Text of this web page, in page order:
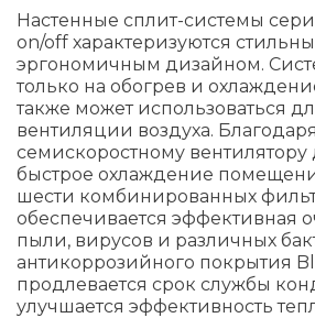
Настенные сплит-системы
on/off характеризуются
эргономичным дизайном.
только на обогрев и
также может использоваться
вентиляции воздуха. Благодаря
семискоростному вентилятору
быстрое охлаждение
шести комбинированных
обеспечивается эффективная
пыли, вирусов и различных
антикоррозийного покрытия
продлевается срок службы
улучшается эффективность